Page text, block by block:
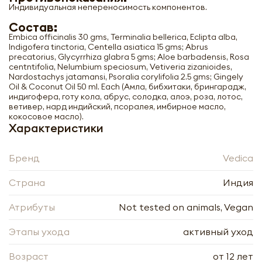
Индивидуальная непереносимость компонентов.
Состав:
Embica officinalis 30 gms, Terminalia bellerica, Eclipta alba,
Indigofera tinctoria, Centella asiatica 15 gms; Abrus
precatorius, Glycyrrhiza glabra 5 gms; Aloe barbadensis, Rosa
centntifolia, Nelumbium speciosum, Vetiveria zizanioides,
Nardostachys jatamansi, Psoralia corylifolia 2.5 gms; Gingely
Oil & Coconut Oil 50 ml. Each (Амла, бибхитаки, брингарадж,
индигофера, готу кола, абрус, солодка, алоэ, роза, лотос,
ветивер, нард индийский, псоралея, имбирное масло,
кокосовое масло).
Характеристики
Бренд Vedica
Страна Индия
Атрибуты Not tested on animals, Vegan
Этапы ухода активный уход
Возраст от 12 лет
Масло амлы для волос (Amla oil) Vedica |
-